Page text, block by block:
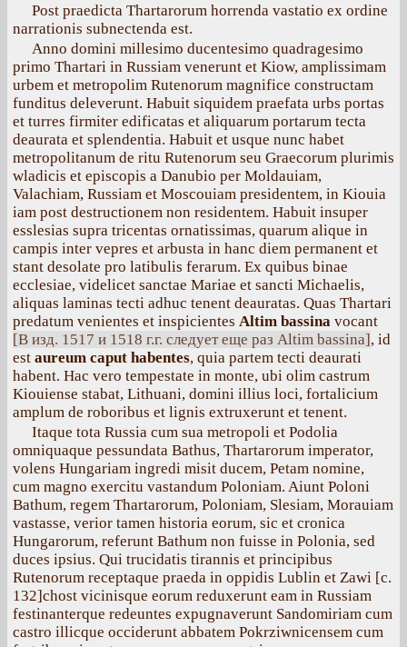
Post praedicta Thartarorum horrenda vastatio ex ordine
narrationis subnectenda est.
Anno domini millesimo ducentesimo quadragesimo
primo Thartari in Russiam venerunt et Kiow, amplissimam
urbem et metropolim Rutenorum magnifice constructam
funditus deleverunt. Habuit siquidem praefata urbs portas
et turres firmiter edificatas et aliquarum portarum tecta
deaurata et splendentia. Habuit et usque nunc habet
metropolitanum de ritu Rutenorum seu Graecorum plurimis
wladicis et episcopis a Danubio per Moldauiam,
Valachiam, Russiam et Moscouiam presidentem, in Kiouia
iam post destructionem non residentem. Habuit insuper
esslesias supra tricentas ornatissimas, quarum alique in
campis inter vepres et arbusta in hanc diem permanent et
stant desolate pro latibulis ferarum. Ex quibus binae
ecclesiae, videlicet sanctae Mariae et sancti Michaelis,
aliquas laminas tecti adhuc tenent deauratas. Quas Thartari
predatum venientes et inspicientes Altim bassina vocant
[В изд. 1517 и 1518 г.г. следует еще раз Altim bassina], id
est aureum caput habentes, quia partem tecti deaurati
habent. Нас vero tempestate in monte, ubi olim castrum
Kiouiense stabat, Lithuani, domini illius loci, fortalicium
amplum de roboribus et lignis extruxerunt et tenent.
Itaque tota Russia cum sua metropoli et Podolia
omniquaque pessundata Bathus, Thartarorum imperator,
volens Hungariam ingredi misit ducem, Petam nomine,
cum magno exercitu vastandum Poloniam. Aiunt Poloni
Bathum, regem Thartarorum, Poloniam, Slesiam, Morauiam
vastasse, verior tamen historia еоrum, sic et cronica
Hungarorum, referunt Bathum non fuisse in Polonia, sed
duces ipsius. Qui trucidatis tirannis et principibus
Rutenorum receptaque praeda in oppidis Lublin et Zawi [с.
132]chost vicinisque eorum reduxerunt eam in Russiam
festinanterque redeuntes expugnaverunt Sandomiriam cum
castro illicque occiderunt abbatem Pokrziwnicensem cum